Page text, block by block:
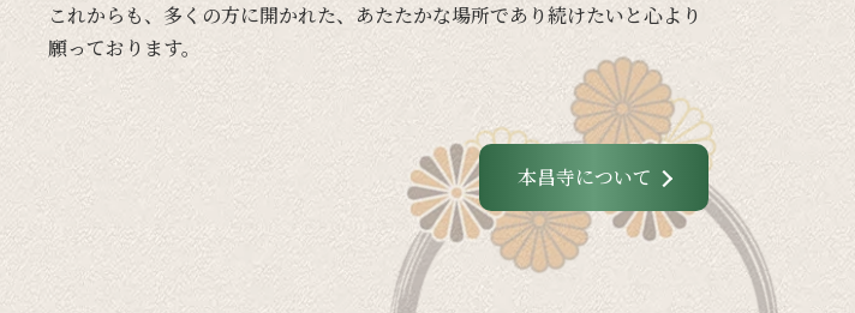
これからも、 多くの方に開かれた、 あたたかな場所であり続けたいと心より
願っております。
本昌寺について